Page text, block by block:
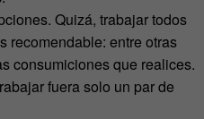
Quizá, trabajar todos
recomendable: entre otras
consumiciones que realices.
fuera solo un par de